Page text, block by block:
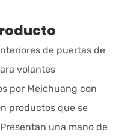
de puertas de
volantes
por Meichuang con
productos que se
una mano de